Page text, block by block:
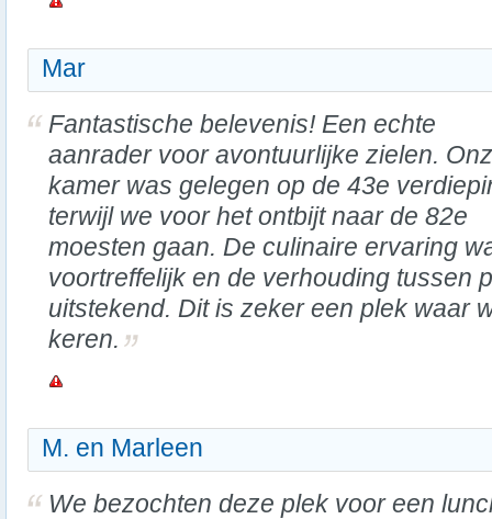
Mar
Fantastische belevenis! Een echte
aanrader voor avontuurlijke zielen.
kamer was gelegen op de 43e
terwijl we voor het ontbijt naar de 82e
moesten gaan. De culinaire ervaring
voortreffelijk en de verhouding tussen
uitstekend. Dit is zeker een plek waar
keren.
M. en Marleen
We bezochten deze plek voor een